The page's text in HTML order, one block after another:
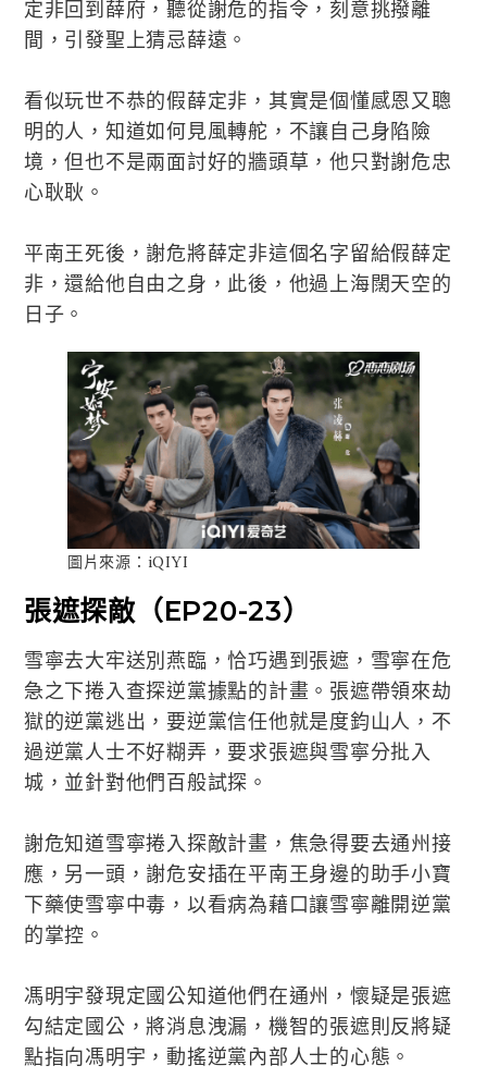
定非回到薛府，聽從謝危的指令，刻意挑撥離
間，引發聖上猜忌薛遠。
看似玩世不恭的假薛定非，其實是個懂感恩又聰
明的人，知道如何見風轉舵，不讓自己身陷險
境，但也不是兩面討好的牆頭草，他只對謝危忠
心耿耿。
平南王死後，謝危將薛定非這個名字留給假薛定
非，還給他自由之身，此後，他過上海闊天空的
日子。
圖片來源：iQIYI
張遮探敵（EP20-23）
雪寧去大牢送別燕臨，恰巧遇到張遮，雪寧在危
急之下捲入查探逆黨據點的計畫。張遮帶領來劫
獄的逆黨逃出，要逆黨信任他就是度鈞山人，不
過逆黨人士不好糊弄，要求張遮與雪寧分批入
城，並針對他們百般試探。
謝危知道雪寧捲入探敵計畫，焦急得要去通州接
應，另一頭，謝危安插在平南王身邊的助手小寶
下藥使雪寧中毒，以看病為藉口讓雪寧離開逆黨
的掌控。
馮明宇發現定國公知道他們在通州，懷疑是張遮
勾結定國公，將消息洩漏，機智的張遮則反將疑
點指向馮明宇，動搖逆黨內部人士的心態。